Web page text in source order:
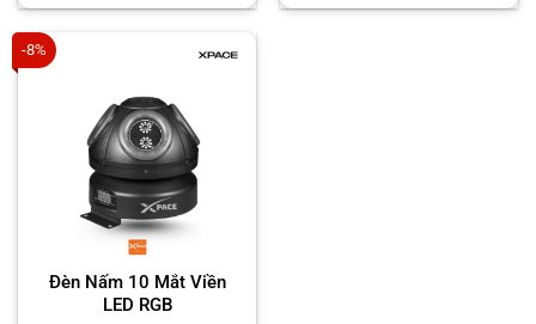
2,800,000₫.là:
-8%
Đèn Nấm 10 Mắt Viền
LED RGB